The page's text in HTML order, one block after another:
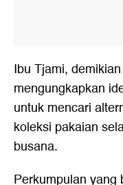
Ibu Tjami,
mengungkapkan
untuk mencari
koleksi pakaian
busana.
Perkumpulan yang